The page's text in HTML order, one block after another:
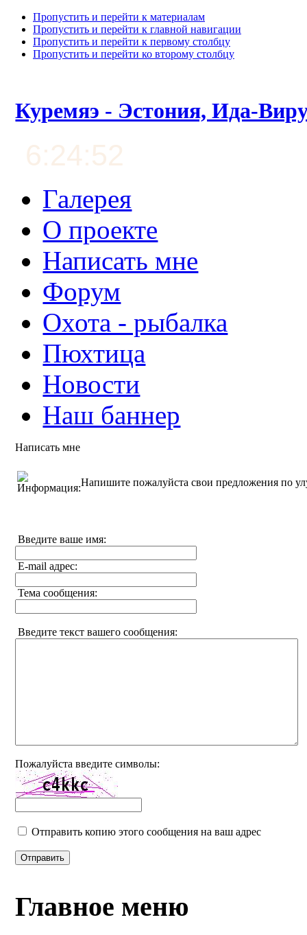
Пропустить и перейти к материалам
Пропустить и перейти к главной навигации
Пропустить и перейти к первому столбцу
Пропустить и перейти ко второму столбцу
Куремяэ - Эстония, Ида-
6:24:53
Галерея
О проекте
Написать мне
Форум
Охота - рыбалка
Пюхтица
Новости
Наш баннер
Написать мне
Напишите пожалуйста свои предложения по
Введите ваше имя:
E-mail адрес:
Тема сообщения:
Введите текст вашего сообщения:
Пожалуйста введите символы:
Отправить копию этого сообщения на ваш адрес
Отправить
Главное меню